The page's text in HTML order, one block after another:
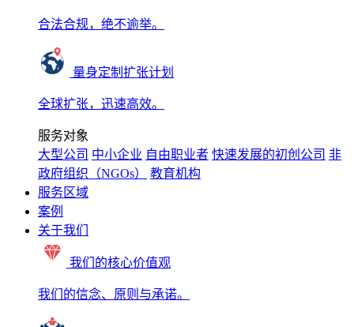
合法合规，绝不逾举。
量身定制扩张计划
全球扩张，迅速高效。
服务对象
大型公司 中小企业 自由职业者 快速发展的初创公司 非
政府组织（NGOs）
教育机构
服务区域
案例
关于我们
我们的核心价值观
我们的信念、原则与承诺。